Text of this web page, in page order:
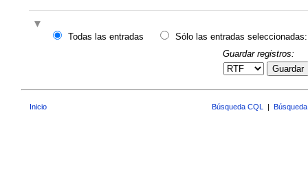
Todas las entradas
Sólo las entradas seleccionadas:
Guardar registros:
Guardar
Inicio Búsqueda CQL